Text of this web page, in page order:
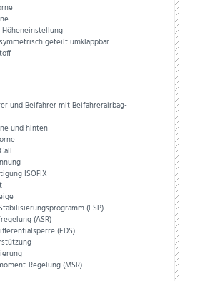
geteilt umklappbar
und Beifahrer mit Beifahrerairbag-
und hinten
ISOFIX
(ESP)
(ASR)
(EDS)
Regelung (MSR)